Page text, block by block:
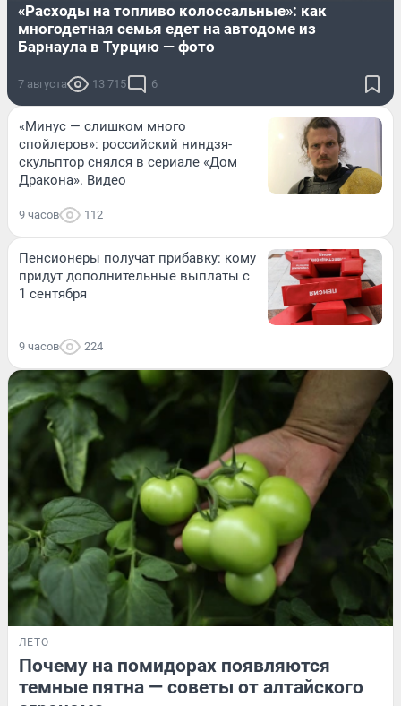
«Расходы на топливо колоссальные»: как
многодетная семья едет на автодоме из
Барнаула в Турцию — фото
7 августа 13 715 6
«Минус — слишком много
спойлеров»: российский ниндзя-
скульптор снялся в сериале «Дом
Дракона». Видео
9 часов 112
Пенсионеры получат прибавку: кому
придут дополнительные выплаты с
1 сентября
9 часов 224
ЛЕТО
Почему на помидорах появляются
темные пятна — советы от алтайского